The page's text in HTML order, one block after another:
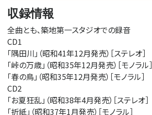
収録情報
全曲とも、築地第一スタジオでの録音
CD1
「隅田川」（昭和41年12月発売）［ステレオ］
「峠の万歳」（昭和35年12月発売）［モノラル］
「春の鳥」（昭和35年12月発売）［モノラル］
CD2
「お夏狂乱」（昭和38年4月発売）［ステレオ］
「折紙」（昭和37年1月発売）［モノラル］